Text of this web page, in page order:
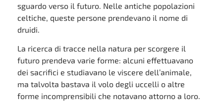
sguardo verso il futuro. Nelle antiche popolazioni
celtiche, queste persone prendevano il nome di
druidi.
La ricerca di tracce nella natura per scorgere il
futuro prendeva varie forme: alcuni effettuavano
dei sacrifici e studiavano le viscere dell’animale,
ma talvolta bastava il volo degli uccelli o altre
forme incomprensibili che notavano attorno a loro.